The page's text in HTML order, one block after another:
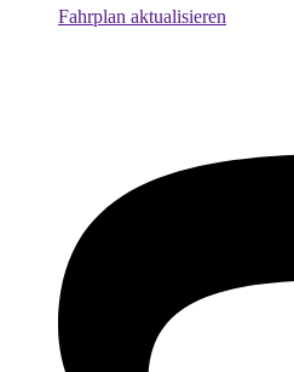
Fahrplan aktualisieren